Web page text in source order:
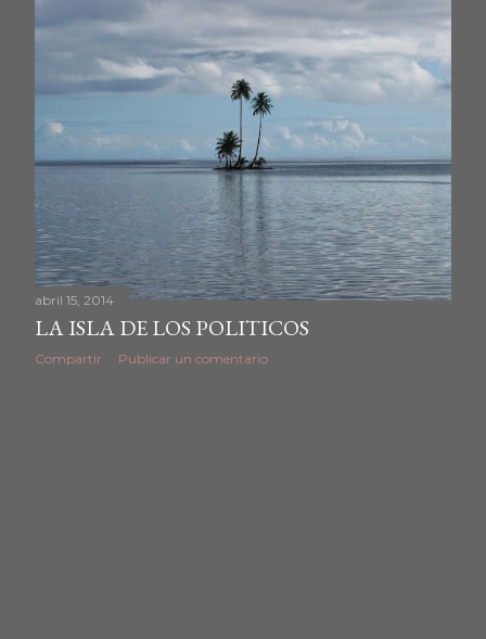
abril 15, 2014
LA ISLA DE LOS POLITICOS
Compartir Publicar un comentario